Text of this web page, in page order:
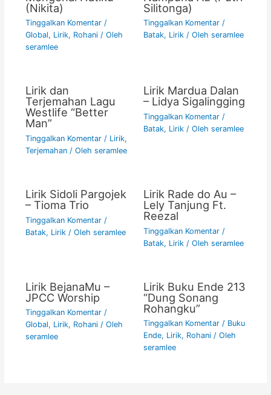
(Nikita)
Tinggalkan Komentar /
Global, Lirik, Rohani/ Oleh
seramlee
Silitonga)
Tinggalkan Komentar /
Batak, Lirik/ Oleh seramlee
Lirik dan
Terjemahan Lagu
Westlife “Better
Man”
Tinggalkan Komentar / Lirik,
Terjemahan/ Oleh seramlee
Lirik Mardua Dalan
– Lidya Sigalingging
Tinggalkan Komentar /
Batak, Lirik/ Oleh seramlee
Lirik Sidoli Pargojek
– Tioma Trio
Tinggalkan Komentar /
Batak, Lirik/ Oleh seramlee
Lirik Rade do Au –
Lely Tanjung Ft.
Reezal
Tinggalkan Komentar /
Batak, Lirik/ Oleh seramlee
Lirik BejanaMu –
JPCC Worship
Tinggalkan Komentar /
Global, Lirik, Rohani/ Oleh
seramlee
Lirik Buku Ende 213
“Dung Sonang
Rohangku”
Tinggalkan Komentar / Buku
Ende, Lirik, Rohani/ Oleh
seramlee